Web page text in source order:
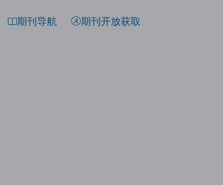
期刊导航 期刊开放获取